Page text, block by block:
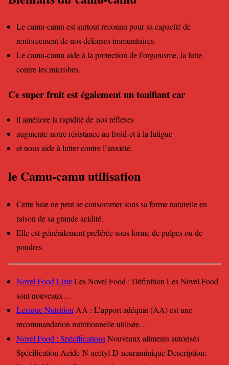
Le camu-camu est surtout reconnu pour sa capacité de
renforcement de nos défenses immunitaires.
Le camu-camu aide à la protection de l’organisme, la lutte
contre les microbes.
Ce super fruit est également un tonifiant car
il améliore la rapidité de nos réflexes
augmente notre résistance au froid et à la fatigue
et nous aide à lutter contre l’anxiété.
le Camu-camu utilisation
Cette baie ne peut se consommer sous sa forme naturelle en
raison de sa grande acidité.
Elle est généralement préférée sous forme de pulpes ou de
poudres
Novel Food ListeLes Novel Food : Définition Les Novel Food
sont nouveaux…
Lexique Nutrition AA : L’apport adéquat (AA) est une
recommandation nutritionnelle utilisée…
Novel Food : SpécificationsNouveaux aliments autorisés
Spécification Acide N-acétyl-D-neuraminique Description: